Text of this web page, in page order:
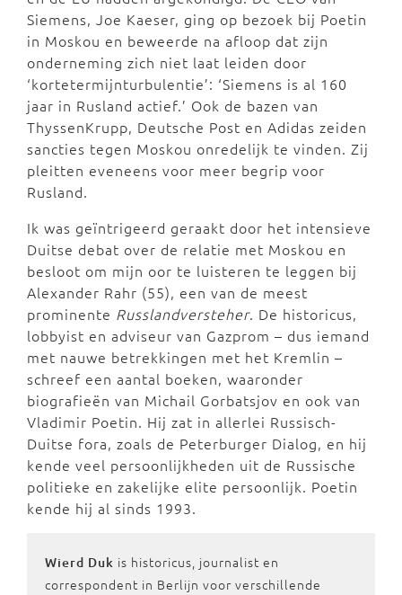
Siemens, Joe Kaeser, ging op bezoek bij Poetin
in Moskou en beweerde na afloop dat zijn
onderneming zich niet laat leiden door
‘kortetermijnturbulentie’: ‘Siemens is al 160
jaar in Rusland actief.’ Ook de bazen van
ThyssenKrupp, Deutsche Post en Adidas zeiden
sancties tegen Moskou onredelijk te vinden. Zij
pleitten eveneens voor meer begrip voor
Rusland.
Ik was geïntrigeerd geraakt door het intensieve
Duitse debat over de relatie met Moskou en
besloot om mijn oor te luisteren te leggen bij
Alexander Rahr (55), een van de meest
prominente Russlandversteher. De historicus,
lobbyist en adviseur van Gazprom – dus iemand
met nauwe betrekkingen met het Kremlin –
schreef een aantal boeken, waaronder
biografieën van Michail Gorbatsjov en ook van
Vladimir Poetin. Hij zat in allerlei Russisch-
Duitse fora, zoals de Peterburger Dialog, en hij
kende veel persoonlijkheden uit de Russische
politieke en zakelijke elite persoonlijk. Poetin
kende hij al sinds 1993.
Wierd Duk is historicus, journalist en
correspondent in Berlijn voor verschillende